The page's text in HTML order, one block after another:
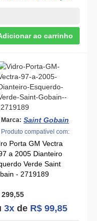
Marca: Saint Gobain
Produto compatível com:
Porta GM Vectra
a 2005 Dianteiro
Verde Saint
- 2719189
299,55
3x de R$ 99,85